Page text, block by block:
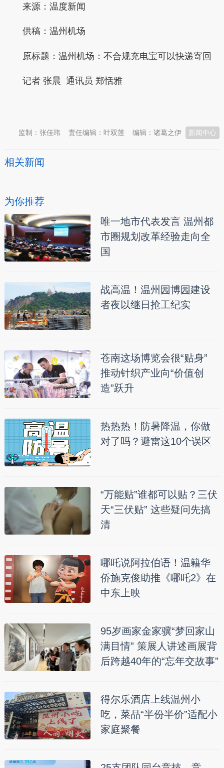
来源：温度新闻
供稿： 温州机场
原标题： 温州机场：不合规充电宝可以快递寄回
记者 张晨 通讯员 郑恬雅
新闻中心
编辑：诸葛之伊
责任编辑：叶双莲
监制：张佳玮
相关新闻
为你推荐
唯一地市代表发言 温州都
市圈规划改革经验走向全
国
战高温！温州园博园建设
者夜以继日抢工纪实
苍南这场博览会很“贴身”
推动针织产业向“价值创
造”跃升
热热热！防暑降温，你做
对了吗？避雷这10个误区
“万能贴”谁都可以贴？三伏
天“三伏贴” 这些疑问先搞
清
哪吒说阿拉伯语！温籍华
侨施克俊助推《哪吒2》在
中东上映
95岁画家金家骥“梦回家山
满目情” 策展人讲述画展背
后跨越40年的“忘年交故事”
得尔乐酒店上线温州小
吃，菜品“半份半价”适配小
家庭聚餐